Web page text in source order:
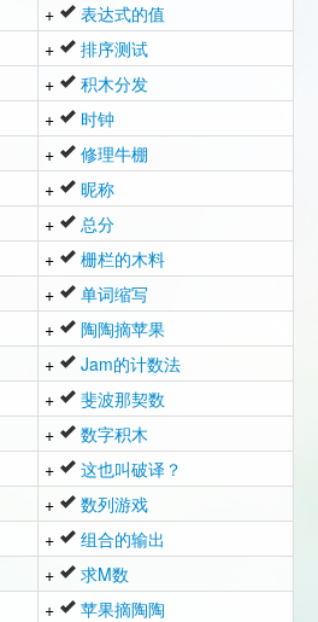
+
表达式的值
+
排序测试
+
积木分发
+
时钟
+
修理牛棚
+
昵称
+
总分
+
栅栏的木料
+
单词缩写
+
陶陶摘苹果
+
Jam的计数法
+
斐波那契数
+
数字积木
+
这也叫破译？
+
数列游戏
+
组合的输出
+
求M数
+
苹果摘陶陶